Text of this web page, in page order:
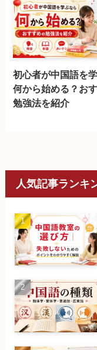
初心者が中国語を
何から始める？お
勉強法を紹介
人気記事ランキ